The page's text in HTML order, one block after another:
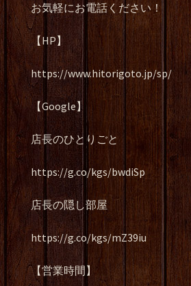
お気軽にお電話ください！
【HP】
https://www.hitorigoto.jp/sp/
【Google】
店長のひとりごと
https://g.co/kgs/bwdiSp
店長の隠し部屋
https://g.co/kgs/mZ39iu
【営業時間】